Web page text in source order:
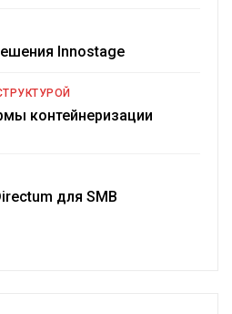
Innostage
контейнеризации
для SMB